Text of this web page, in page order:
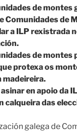
de montes
Comunidades de
a ILP rexistrada
de montes
protexa os
madeireira.
en apoio da
calqueira das
galega de